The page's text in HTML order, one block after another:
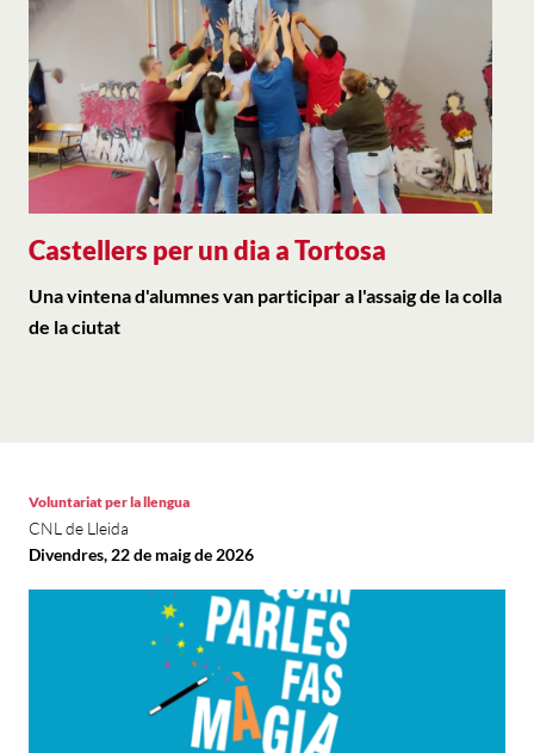
Castellers per un dia a Tortosa
Una vintena d'alumnes van participar a l'assaig de la colla
de la ciutat
Voluntariat per la llengua
CNL de Lleida
Divendres, 22 de maig de 2026